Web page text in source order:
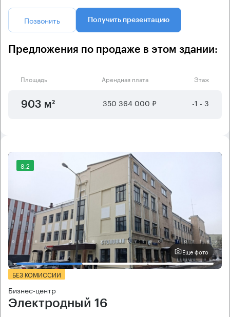
Позвонить Получить презентацию
Предложения по продаже в этом здании:
Площадь Арендная плата Этаж
903 м² 350 364 000 ₽ -1 - 3
8.2
Еще фото
БЕЗ КОМИССИИ
Бизнес-центр
Электродный 16